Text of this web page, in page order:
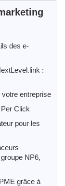
des e-
:
entreprise
Click
pour les
NP6,
grâce à